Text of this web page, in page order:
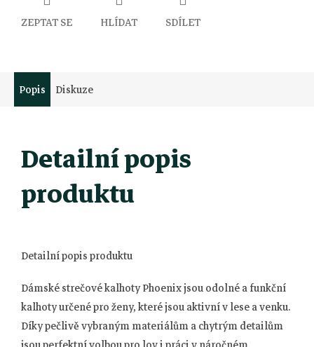
ZEPTAT SE HLÍDAT SDÍLET
Popis Diskuze
Detailní popis
produktu
Detailní popis produktu
Dámské strečové kalhoty Phoenix jsou odolné a funkční
kalhoty určené pro ženy, které jsou aktivní v lese a venku.
Díky pečlivě vybraným materiálům a chytrým detailům